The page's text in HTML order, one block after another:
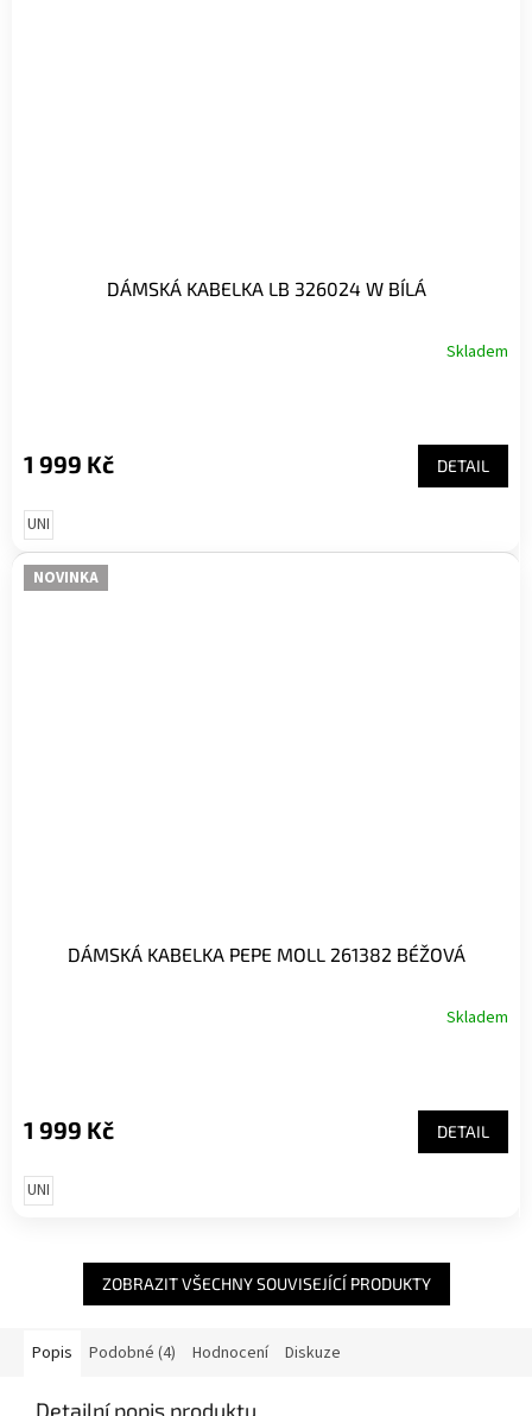
DÁMSKÁ KABELKA LB 326024 W BÍLÁ
Skladem
1 999 Kč DETAIL
UNI
NOVINKA
DÁMSKÁ KABELKA PEPE MOLL 261382 BÉŽOVÁ
Skladem
1 999 Kč DETAIL
UNI
ZOBRAZIT VŠECHNY SOUVISEJÍCÍ PRODUKTY
Popis Podobné (4) Hodnocení Diskuze
Detailní popis produktu